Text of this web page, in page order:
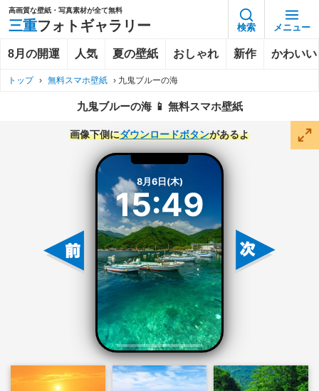
高画質な壁紙・写真素材が全て無料
三重フォトギャラリー 検索 メニュー
8月の開運 人気 夏の壁紙 おしゃれ 新作 かわいい
トップ › 無料スマホ壁紙 › 九鬼ブルーの海
九鬼ブルーの海 📱 無料スマホ壁紙
画像下側にダウンロードボタンがあるよ
8月6日(木)
15:49